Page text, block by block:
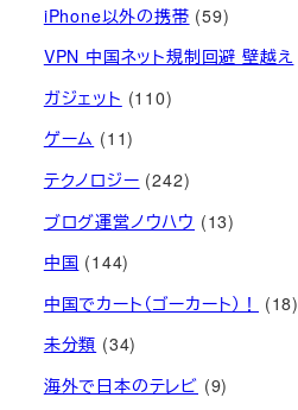
iPhone以外の携帯 (59)
VPN 中国ネット規制回避 壁越え
ガジェット (110)
ゲーム (11)
テクノロジー (242)
ブログ運営ノウハウ (13)
中国 (144)
中国でカート（ゴーカート）！
(18)
未分類 (34)
海外で日本のテレビ (9)